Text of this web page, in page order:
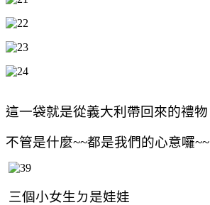
這一袋就是從義大利帶回來的禮物
不管是什麼~~都是我們的心意囉~~
三個小女生ㄉ是娃娃